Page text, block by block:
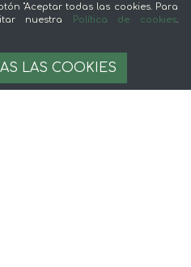
"Aceptar todas las cookies. Para
nuestra
Política de cookies.
LAS COOKIES